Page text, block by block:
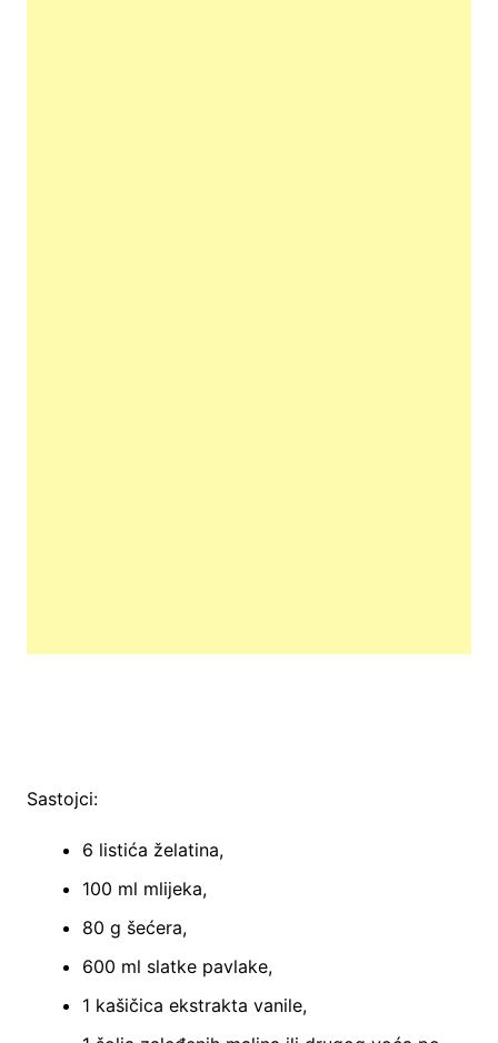
Sastojci:
6 listića želatina,
100 ml mlijeka,
80 g šećera,
600 ml slatke pavlake,
1 kašičica ekstrakta vanile,